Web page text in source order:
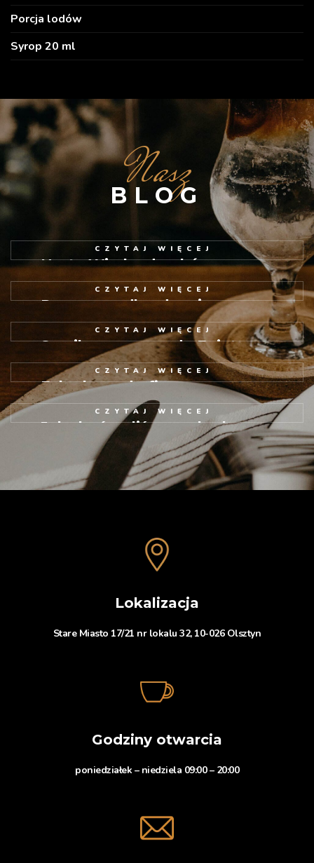
Porcja lodów
Syrop 20 ml
Nasz
BLOG
Uczta Wimlandczyków
CZYTAJ WIĘCEJ
Panaceum dla zdrowia
CZYTAJ WIĘCEJ
Sernik na wynos…do Egiptu
CZYTAJ WIĘCEJ
10 MAJA 2019
Fabryka endorfin
CZYTAJ WIĘCEJ
10 MAJA 2019
Jak skończyliśmy na bruku
CZYTAJ WIĘCEJ
Lokalizacja
Stare Miasto 17/21 nr lokalu 32, 10-026 Olsztyn
Godziny otwarcia
poniedziałek – niedziela 09:00 – 20:00